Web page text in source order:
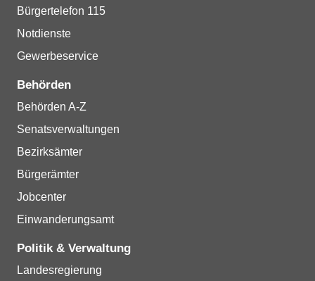
Bürgertelefon 115
Notdienste
Gewerbeservice
Behörden
Behörden A-Z
Senatsverwaltungen
Bezirksämter
Bürgerämter
Jobcenter
Einwanderungsamt
Politik & Verwaltung
Landesregierung